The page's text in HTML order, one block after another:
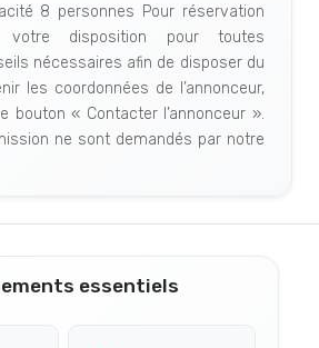
8 personnes Pour réservation
disposition pour toutes
nécessaires afin de disposer du
les coordonnées de l’annonceur,
bouton « Contacter l’annonceur ».
ne sont demandés par notre
essentiels